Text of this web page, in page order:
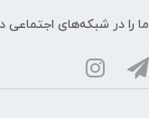
ما را در شبکه‌های اجتماعی